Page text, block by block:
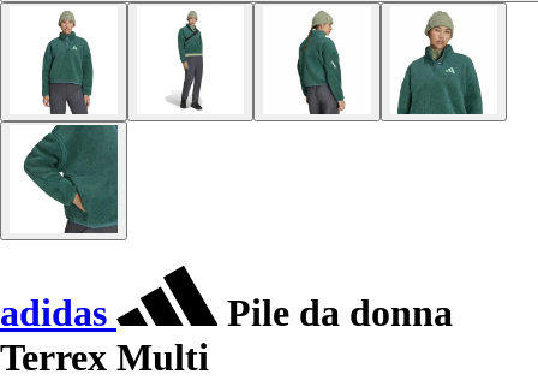
adidas
Pile da donna
Terrex Multi